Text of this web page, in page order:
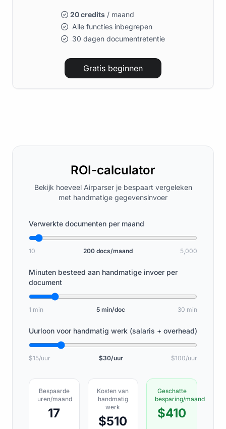
20 credits / maand
Alle functies inbegrepen
30 dagen documentretentie
Gratis beginnen
ROI-calculator
Bekijk hoeveel Airparser je bespaart vergeleken
met handmatige gegevensinvoer
Verwerkte documenten per maand
10 200 docs/maand 5,000
Minuten besteed aan handmatige invoer per
document
1 min 5 min/doc 30 min
Uurloon voor handmatig werk (salaris + overhead)
$15/uur $30/uur $100/uur
Bespaarde
uren/maand
17
Kosten van
handmatig
werk
$510
Geschatte
besparing/maand
$410